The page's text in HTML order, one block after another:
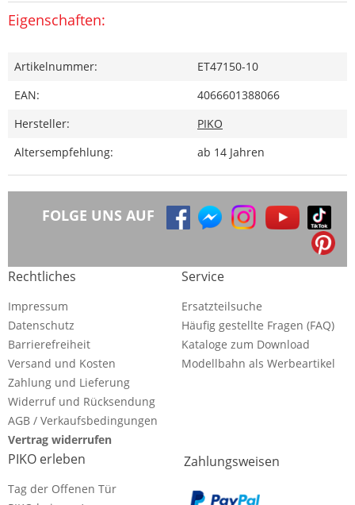
Eigenschaften:
Artikelnummer:
ET47150-10
EAN:
4066601388066
Hersteller:
PIKO
Altersempfehlung:
ab 14 Jahren
FOLGE UNS AUF
Rechtliches
Impressum
Datenschutz
Barrierefreiheit
Versand und Kosten
Zahlung und Lieferung
Widerruf und Rücksendung
AGB / Verkaufsbedingungen
Vertrag widerrufen
Service
Ersatzteilsuche
Häufig gestellte Fragen (FAQ)
Kataloge zum Download
Modellbahn als Werbeartikel
PIKO erleben
Tag der Offenen Tür
Zahlungsweisen